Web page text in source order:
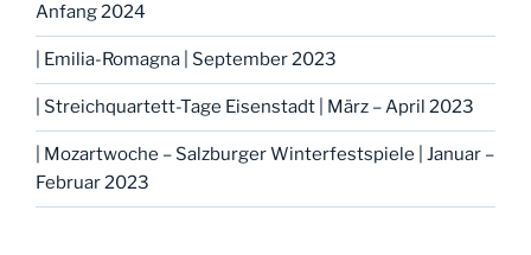
Anfang 2024
| Emilia-Romagna | September 2023
| Streichquartett-Tage Eisenstadt | März – April 2023
| Mozartwoche – Salzburger Winterfestspiele | Januar –
Februar 2023